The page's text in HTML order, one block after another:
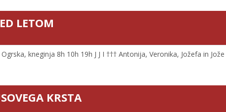
LETOM
kneginja 8h 10h 19h J J I ††† Antonija, Veronika, Jožefa in Jože
KRSTA